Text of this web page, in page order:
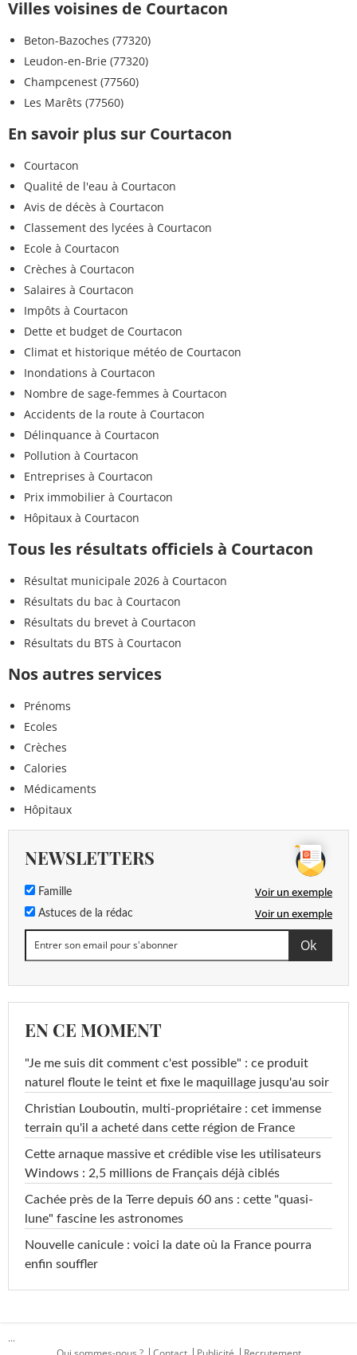
Villes voisines de Courtacon
Beton-Bazoches (77320)
Leudon-en-Brie (77320)
Champcenest (77560)
Les Marêts (77560)
En savoir plus sur Courtacon
Courtacon
Qualité de l'eau à Courtacon
Avis de décès à Courtacon
Classement des lycées à Courtacon
Ecole à Courtacon
Crèches à Courtacon
Salaires à Courtacon
Impôts à Courtacon
Dette et budget de Courtacon
Climat et historique météo de Courtacon
Inondations à Courtacon
Nombre de sage-femmes à Courtacon
Accidents de la route à Courtacon
Délinquance à Courtacon
Pollution à Courtacon
Entreprises à Courtacon
Prix immobilier à Courtacon
Hôpitaux à Courtacon
Tous les résultats officiels à Courtacon
Résultat municipale 2026 à Courtacon
Résultats du bac à Courtacon
Résultats du brevet à Courtacon
Résultats du BTS à Courtacon
Nos autres services
Prénoms
Ecoles
Crèches
Calories
Médicaments
Hôpitaux
NEWSLETTERS
Famille Voir un exemple
Astuces de la rédac Voir un exemple
EN CE MOMENT
"Je me suis dit comment c'est possible" : ce produit
naturel floute le teint et fixe le maquillage jusqu'au soir
Christian Louboutin, multi-propriétaire : cet immense
terrain qu'il a acheté dans cette région de France
Cette arnaque massive et crédible vise les utilisateurs
Windows : 2,5 millions de Français déjà ciblés
Cachée près de la Terre depuis 60 ans : cette "quasi-
lune" fascine les astronomes
Nouvelle canicule : voici la date où la France pourra
enfin souffler
...